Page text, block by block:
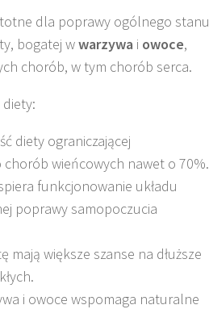
dla poprawy ogólnego stanu
bogatej wwarzywa i owoce,
chorób, w tym chorób serca.
diety ograniczającej
wieńcowych nawet o 70%.
funkcjonowanie układu
poprawy samopoczucia
mają większe szanse na dłuższe
i owoce wspomaga naturalne